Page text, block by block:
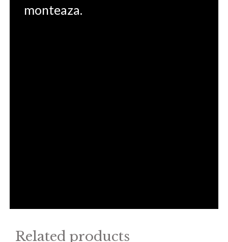
monteaza.
Related products